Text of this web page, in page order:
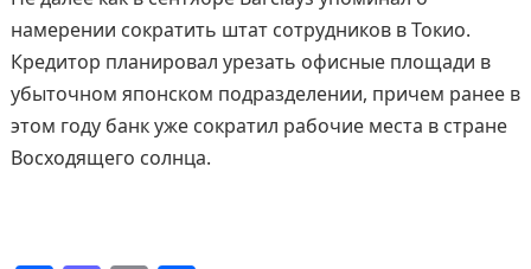
намерении сократить штат сотрудников в Токио.
Кредитор планировал урезать офисные площади в
убыточном японском подразделении, причем ранее в
этом году банк уже сократил рабочие места в стране
Восходящего солнца.